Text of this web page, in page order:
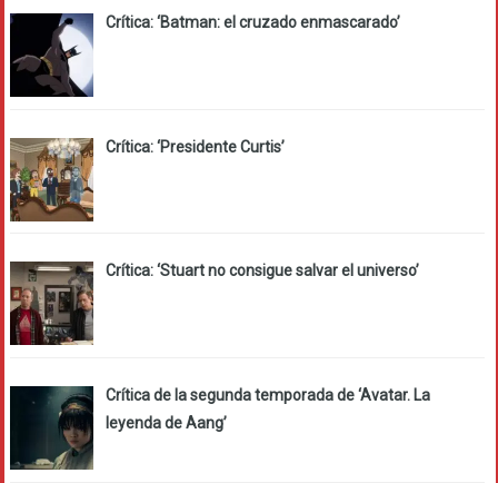
Crítica: ‘Batman: el cruzado enmascarado’
Crítica: ‘Presidente Curtis’
Crítica: ‘Stuart no consigue salvar el universo’
Crítica de la segunda temporada de ‘Avatar. La
leyenda de Aang’